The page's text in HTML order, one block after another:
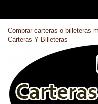
Comprar carteras o billeteras
Carteras Y Billeteras